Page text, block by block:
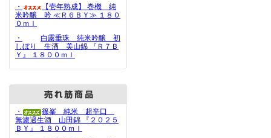
・
【壱年熟成】 巻機 純
米吟醸 吟 ≪Ｒ６ＢＹ≫ １８０
０ｍｌ
・
白露垂珠 純米吟醸 初
しぼり 生酒 美山錦 『Ｒ７Ｂ
Ｙ』 １８００ｍｌ
・
篠峯 純米 超辛口
無濾過生酒 山田錦 『２０２５
ＢＹ』 １８００ｍｌ